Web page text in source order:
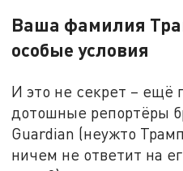
Ваша фамилия
особые условия
И это не секрет – ещё
дотошные репортёры
Guardian (неужто
ничем не ответит на